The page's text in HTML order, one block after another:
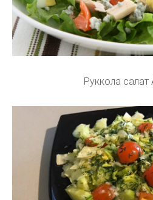
Руккола салат